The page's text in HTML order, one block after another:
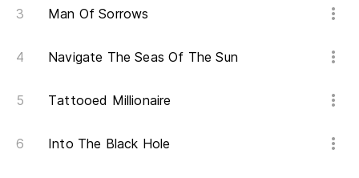
Man Of Sorrows
Navigate The Seas Of The Sun
Tattooed Millionaire
Into The Black Hole